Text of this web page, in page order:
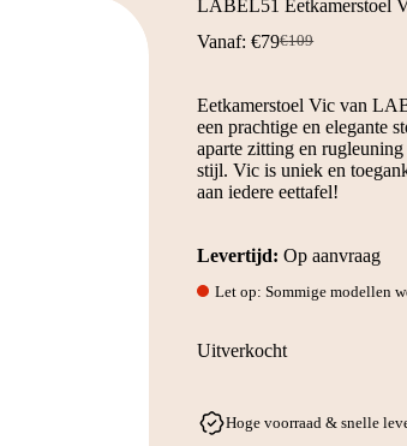
LABEL51 Eetkamerstoel
Vanaf:
€109
Oorspronkelijke
€109.
€79Huidige
€79.
Eetkamerstoel Vic van
een prachtige en elegante
aparte zitting en
stijl. Vic is uniek en
aan iedere eettafel!
Levertijd: Op aanvraag
Let op: Sommige modellen
Uitverkocht
Hoge voorraad & snelle